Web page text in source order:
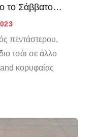
το Σάββατο…
πεντάστερου,
τσάι σε άλλο
κορυφαίας